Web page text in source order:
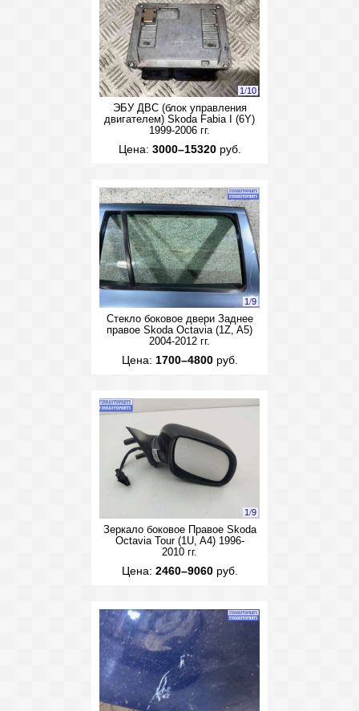
1/10
ЭБУ ДВС (блок управления
двигателем) Skoda Fabia I (6Y)
1999-2006 гг.
Цена: 3000–15320руб.
1/9
Стекло боковое двери Заднее
правое Skoda Octavia (1Z, A5)
2004-2012 гг.
Цена: 1700–4800руб.
1/9
Зеркало боковое Правое Skoda
Octavia Tour (1U, A4) 1996-
2010 гг.
Цена: 2460–9060руб.